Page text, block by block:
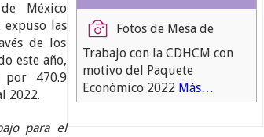
Fotos de Mesa de
Trabajo con la CDHCM con
motivo del Paquete
Económico 2022 Más…
México
expuso las
de los
este año,
por 470.9
2022.
para el